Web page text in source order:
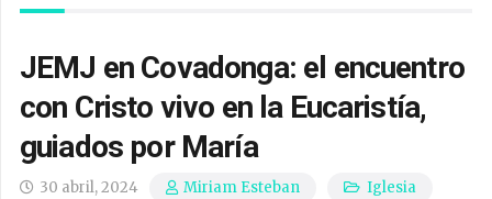
JEMJ en Covadonga: el encuentro
con Cristo vivo en la Eucaristía,
guiados por María
30 abril, 2024 Miriam Esteban Iglesia